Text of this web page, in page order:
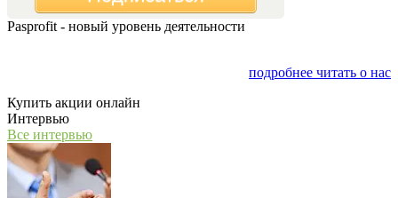
Pasprofit - новый уровень деятельности
подробнее читать о нас
Купить акции онлайн
Интервью
Все интервью